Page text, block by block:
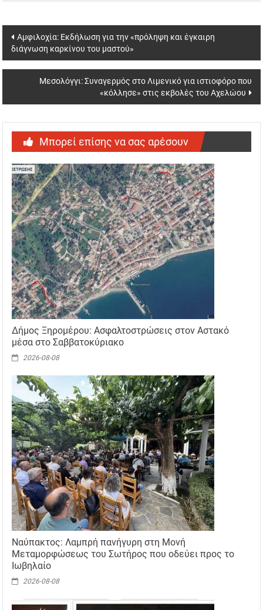
Post
navigation
Αμφιλοχία: Εκδήλωση για την «πρόληψη και έγκαιρη
διάγνωση καρκίνου του μαστού»
Μεσολόγγι: Συναγερμός στο Λιμενικό για ιστιοφόρο που
«κόλλησε» στις εκβολές του Αχελώου
Μπορεί επίσης να σας αρέσουν
Δήμος Ξηρομέρου: Ασφαλτοστρώσεις στον Αστακό
μέσα στο Σαββατοκύριακο
2026-08-08
Ναύπακτος: Λαμπρή πανήγυρη στη Μονή
Μεταμορφώσεως του Σωτήρος που οδεύει προς το
Ιωβηλαίο
2026-08-08